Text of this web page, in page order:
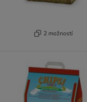
2 možností